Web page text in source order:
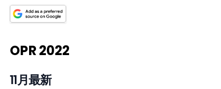
OPR 2022
11月最新